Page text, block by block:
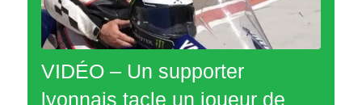
VIDÉO – Un supporter
lyonnais tacle un joueur de